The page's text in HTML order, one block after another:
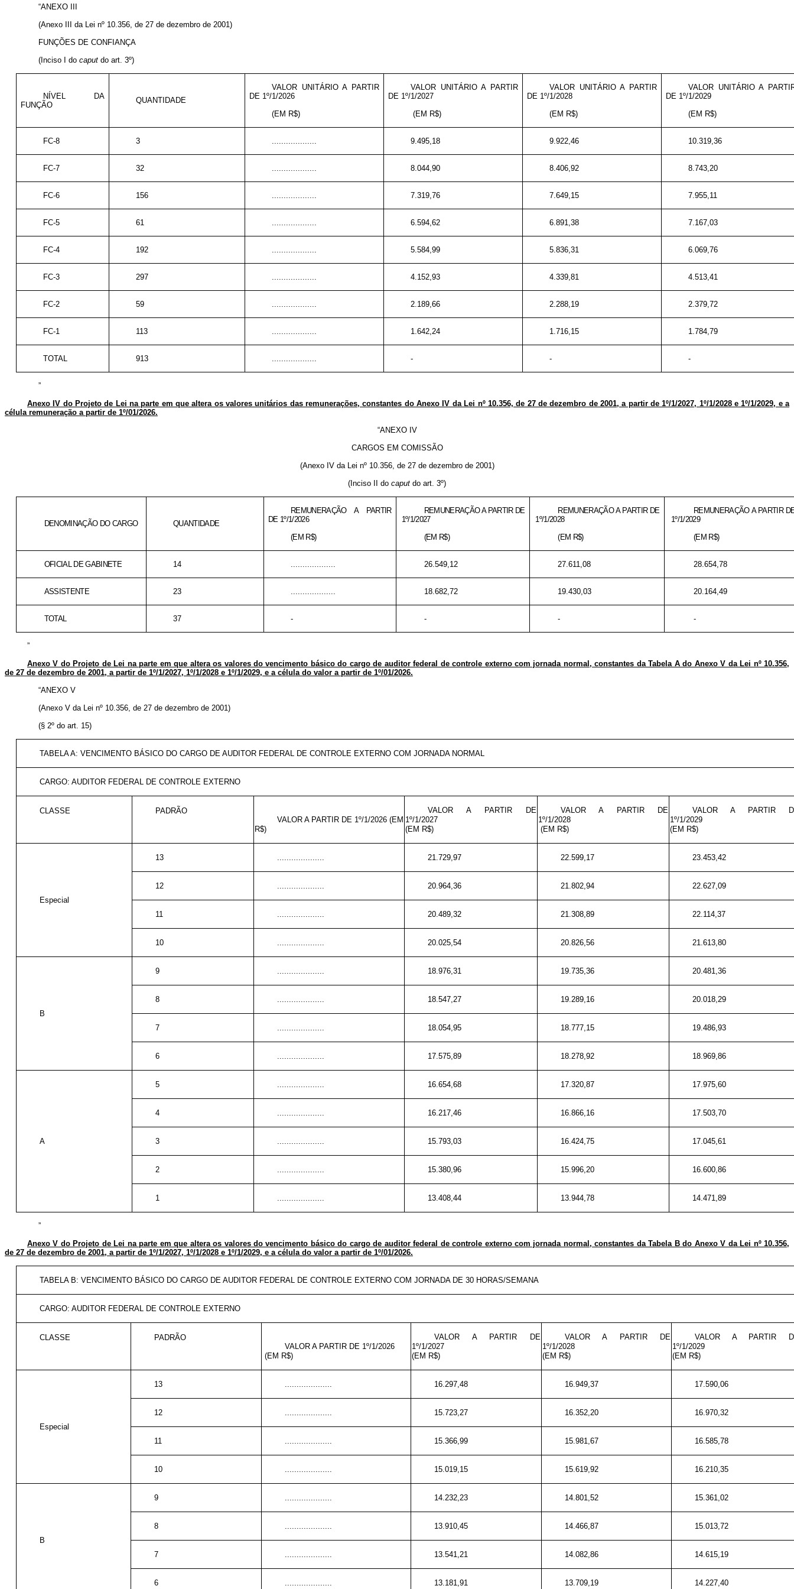
“ANEXO III
(Anexo III da Lei nº 10.356, de 27 de dezembro de 2001)
FUNÇÕES DE CONFIANÇA
(Inciso I do caputdo art. 3º)
NÍVEL DA
FUNÇÃO
QUANTIDADE
VALOR UNITÁRIO A PARTIR
DE 1º/1/2026
(EM R$)
VALOR UNITÁRIO A PARTIR
DE 1º/1/2027
(EM R$)
VALOR UNITÁRIO A PARTIR
DE 1º/1/2028
(EM R$)
VALOR UNITÁRIO A
DE 1º/1/2029
(EM R$)
FC-8 3 ................... 9.495,18 9.922,46 10.319,36
FC-7 32 ................... 8.044,90 8.406,92 8.743,20
FC-6 156 ................... 7.319,76 7.649,15 7.955,11
FC-5 61 ................... 6.594,62 6.891,38 7.167,03
FC-4 192 ................... 5.584,99 5.836,31 6.069,76
FC-3 297 ................... 4.152,93 4.339,81 4.513,41
FC-2 59 ................... 2.189,66 2.288,19 2.379,72
FC-1 113 ................... 1.642,24 1.716,15 1.784,79
TOTAL 913 ................... - - -
”
Anexo IV do Projeto de Lei na parte em que altera os valores unitários das remunerações, constantes do Anexo IV da Lei nº 10.356, de 27 de dezembro de 2001, a partir de 1º/1/2027, 1º/1/2028 e 1º/1/2029, e a
célula remuneração a partir de 1º/01/2026.
“ANEXO IV
CARGOS EM COMISSÃO
(Anexo IV da Lei nº 10.356, de 27 de dezembro de 2001)
(Inciso II do caput do art. 3º)
DENOMINAÇÃO DO CARGO QUANTIDADE
REMUNERAÇÃO A PARTIR
DE 1º/1/2026
(EM R$)
REMUNERAÇÃO A PARTIR DE
1º/1/2027
(EM R$)
REMUNERAÇÃO A PARTIR DE
1º/1/2028
(EM R$)
REMUNERAÇÃO A PARTIR
1º/1/2029
(EM R$)
OFICIAL DE GABINETE 14 ................... 26.549,12 27.611,08 28.654,78
ASSISTENTE 23 ................... 18.682,72 19.430,03 20.164,49
TOTAL 37 - - - -
”
Anexo V do Projeto de Lei na parte em que altera os valores do vencimento básico do cargo de auditor federal de controle externo com jornada normal, constantes da Tabela A do Anexo V da Lei nº 10.356,
de 27 de dezembro de 2001, a partir de 1º/1/2027, 1º/1/2028 e 1º/1/2029, e a célula do valor a partir de 1º/01/2026.
“ANEXO V
(Anexo V da Lei nº 10.356, de 27 de dezembro de 2001)
(§ 2º do art. 15)
TABELA A: VENCIMENTO BÁSICO DO CARGO DE AUDITOR FEDERAL DE CONTROLE EXTERNO COM JORNADA NORMAL
CARGO: AUDITOR FEDERAL DE CONTROLE EXTERNO
CLASSE
PADRÃO
VALOR A PARTIR DE 1º/1/2026 (EM
R$)
VALOR A PARTIR DE
1º/1/2027
(EM R$)
VALOR A PARTIR DE
1º/1/2028
(EM R$)
VALOR A PARTIR
1º/1/2029
(EM R$)
Especial
13 .................... 21.729,97 22.599,17 23.453,42
12 .................... 20.964,36 21.802,94 22.627,09
11 .................... 20.489,32 21.308,89 22.114,37
10 .................... 20.025,54 20.826,56 21.613,80
B
9 .................... 18.976,31 19.735,36 20.481,36
8 .................... 18.547,27 19.289,16 20.018,29
7 .................... 18.054,95 18.777,15 19.486,93
6 .................... 17.575,89 18.278,92 18.969,86
A
5 .................... 16.654,68 17.320,87 17.975,60
4 .................... 16.217,46 16.866,16 17.503,70
3 .................... 15.793,03 16.424,75 17.045,61
2 .................... 15.380,96 15.996,20 16.600,86
1 .................... 13.408,44 13.944,78 14.471,89
”
Anexo V do Projeto de Lei na parte em que altera os valores do vencimento básico do cargo de auditor federal de controle externo com jornada normal, constantes da Tabela B do Anexo V da Lei nº 10.356,
de 27 de dezembro de 2001, a partir de 1º/1/2027, 1º/1/2028 e 1º/1/2029, e a célula do valor a partir de 1º/01/2026.
TABELA B: VENCIMENTO BÁSICO DO CARGO DE AUDITOR FEDERAL DE CONTROLE EXTERNO COM JORNADA DE 30 HORAS/SEMANA
CARGO: AUDITOR FEDERAL DE CONTROLE EXTERNO
CLASSE
PADRÃO
VALOR A PARTIR DE 1º/1/2026
(EM R$)
VALOR A PARTIR DE
1º/1/2027
(EM R$)
VALOR A PARTIR DE
1º/1/2028
(EM R$)
VALOR A PARTIR
1º/1/2029
(EM R$)
Especial
13 .................... 16.297,48 16.949,37 17.590,06
12 .................... 15.723,27 16.352,20 16.970,32
11 .................... 15.366,99 15.981,67 16.585,78
10 .................... 15.019,15 15.619,92 16.210,35
B
9 .................... 14.232,23 14.801,52 15.361,02
8 .................... 13.910,45 14.466,87 15.013,72
7 .................... 13.541,21 14.082,86 14.615,19
6 .................... 13.181,91 13.709,19 14.227,40